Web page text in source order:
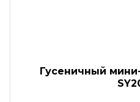
Гусеничный